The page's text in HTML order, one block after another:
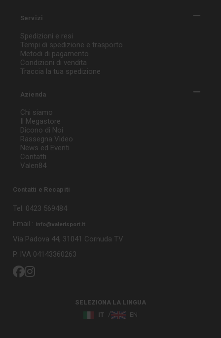
Servizi
Spedizioni e resi
Tempi di spedizione e trasporto
Metodi di pagamento
Condizioni di vendita
Traccia la tua spedizione
Azienda
Chi siamo
Il Megastore
Dicono di Noi
Rassegna Video
News ed Eventi
Contatti
Valeri84
Contatti e Recapiti
Tel. 0423 569484
Email : info@valerisport.it
Via Padova 44, 31041 Cornuda TV
P. IVA 04143360263
SELEZIONA LA LINGUA
IT
EN